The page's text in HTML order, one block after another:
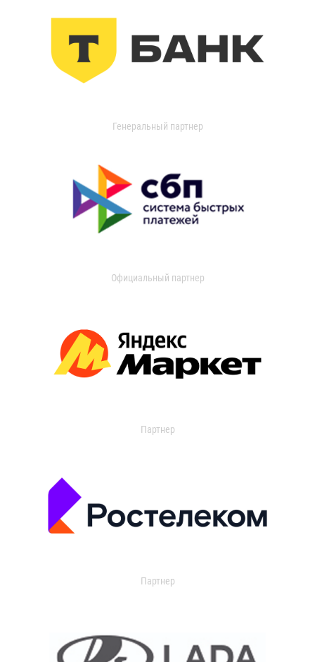
Генеральный партнер
Официальный партнер
Партнер
Партнер